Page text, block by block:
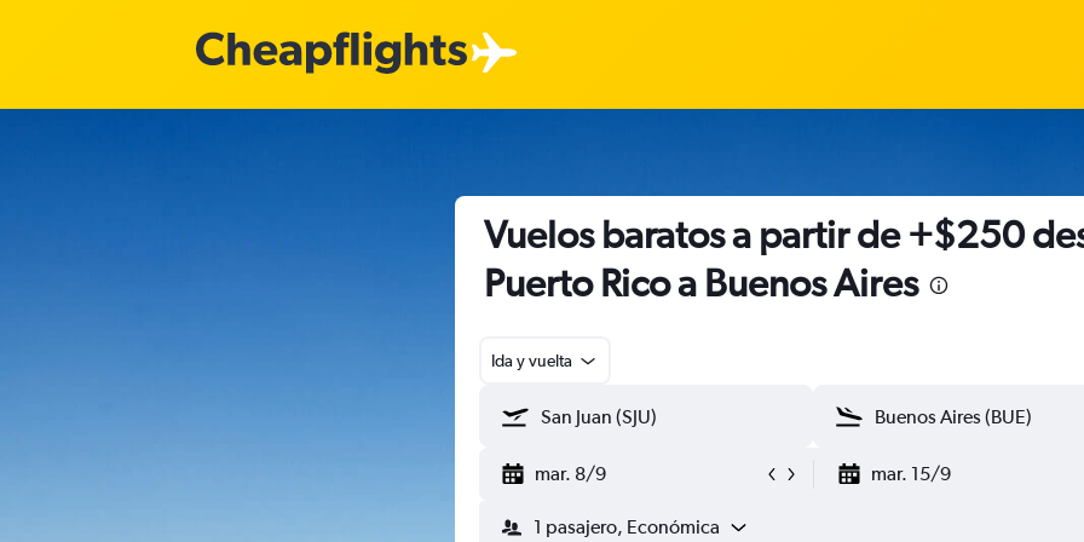
Vuelos baratos a partir de +$250
Puerto Rico a Buenos Aires
Ida y vuelta
mar. 8/9 mar. 15/9
1 pasajero, Económica